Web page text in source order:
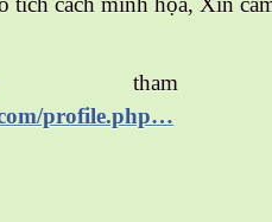
tham
profile.php…